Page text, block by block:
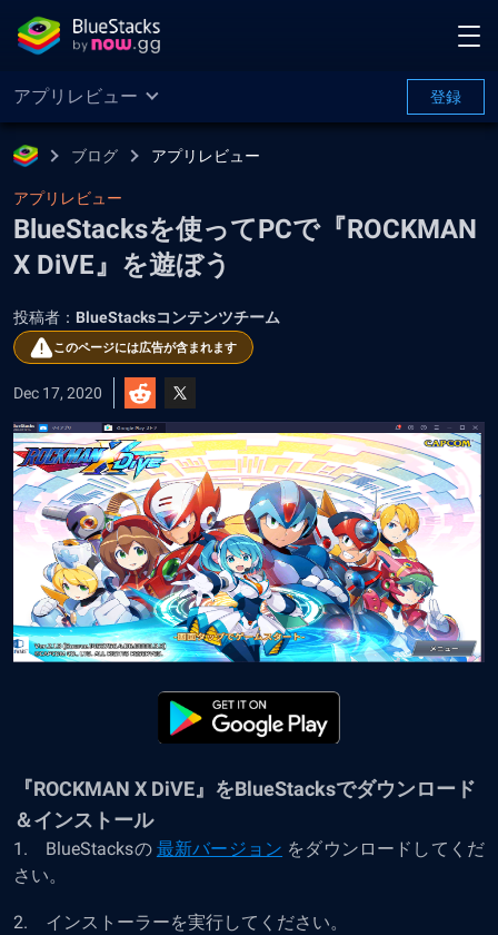
アプリレビュー 登録
ブログ アプリレビュー
アプリレビュー
BlueStacksを使ってPCで『ROCKMAN
X DiVE』を遊ぼう
投稿者： BlueStacksコンテンツチーム
このページには広告が含まれます
Dec 17, 2020
『ROCKMAN X DiVE』をBlueStacksでダウンロード
＆インストール
1. BlueStacksの 最新バージョン をダウンロードしてくだ
さい。
2. インストーラーを実行してください。